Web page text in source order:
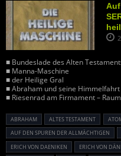
■ Bundeslade des Alten
■ Manna-Maschine
■ der Heilige Gral
■ Abraham und seine Himmelfahrt
■ Riesenrad am Firmament –
ABRAHAM ALTES TESTAMENT
AUF DEN SPUREN DER ALLMÄCHTIGEN
ERICH VON DAENIKEN
ERICH VON